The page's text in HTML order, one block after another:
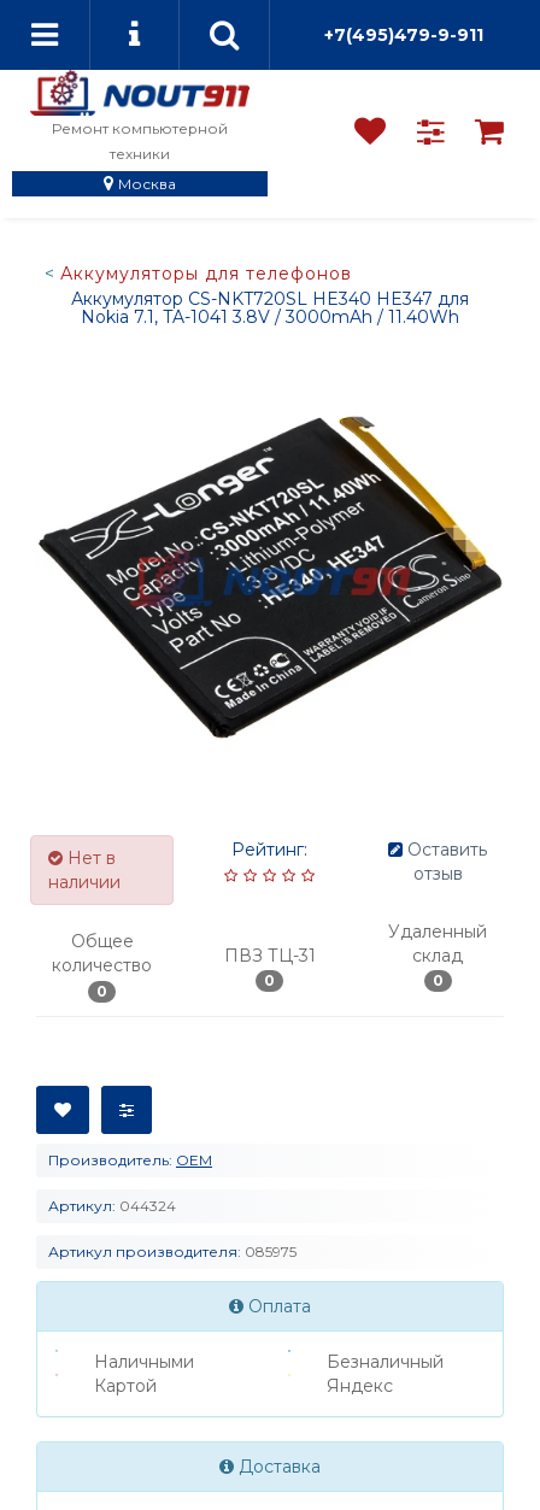
+7(495)479-9-911
Ремонт компьютерной
техники
Москва
Аккумуляторы для телефонов
Аккумулятор CS-NKT720SL HE340 HE347 для
Nokia 7.1, TA-1041 3.8V / 3000mAh / 11.40Wh
Нет в
наличии
Общее
количество
0
Рейтинг:
ПВЗ ТЦ-31
0
Оставить
отзыв
Удаленный
склад
0
Производитель: OEM
Артикул: 044324
Артикул производителя: 085975
Оплата
Наличными
Картой
Безналичный
Яндекс
Доставка